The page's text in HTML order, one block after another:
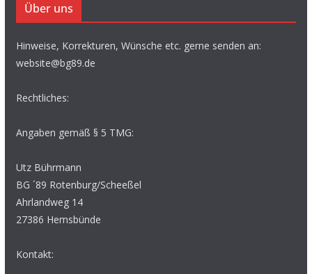
Über uns
Hinweise, Korrekturen, Wünsche etc. gerne senden an:
website@bg89.de
Rechtliches:
Angaben gemäß § 5 TMG:
Utz Bührmann
BG ´89 Rotenburg/Scheeßel
Ahrlandweg 14
27386 Hemsbünde
Kontakt: